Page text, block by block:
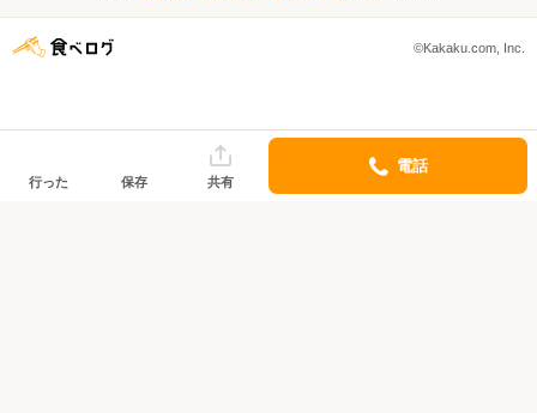
©Kakaku.com, Inc.
行った 保存 共有
電話